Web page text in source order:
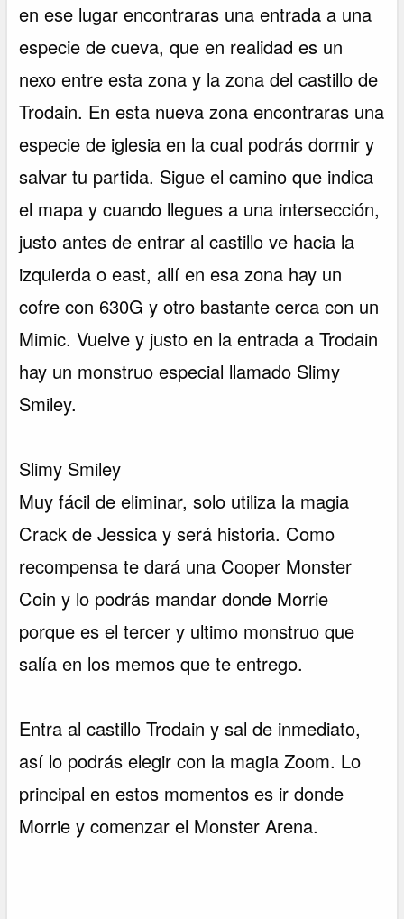
en ese lugar encontraras una entrada a una
especie de cueva, que en realidad es un
nexo entre esta zona y la zona del castillo de
Trodain. En esta nueva zona encontraras una
especie de iglesia en la cual podrás dormir y
salvar tu partida. Sigue el camino que indica
el mapa y cuando llegues a una intersección,
justo antes de entrar al castillo ve hacia la
izquierda o east, allí en esa zona hay un
cofre con 630G y otro bastante cerca con un
Mimic. Vuelve y justo en la entrada a Trodain
hay un monstruo especial llamado Slimy
Smiley.
Slimy Smiley
Muy fácil de eliminar, solo utiliza la magia
Crack de Jessica y será historia. Como
recompensa te dará una Cooper Monster
Coin y lo podrás mandar donde Morrie
porque es el tercer y ultimo monstruo que
salía en los memos que te entrego.
Entra al castillo Trodain y sal de inmediato,
así lo podrás elegir con la magia Zoom. Lo
principal en estos momentos es ir donde
Morrie y comenzar el Monster Arena.